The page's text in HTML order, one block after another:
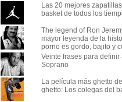
Las 20 mejores
basket de todos los
The legend of Ron
mayor leyenda de la
porno es gordo, bajito y
Veinte frases para definir
Soprano
La película más ghetto
ghetto: Los colegas del